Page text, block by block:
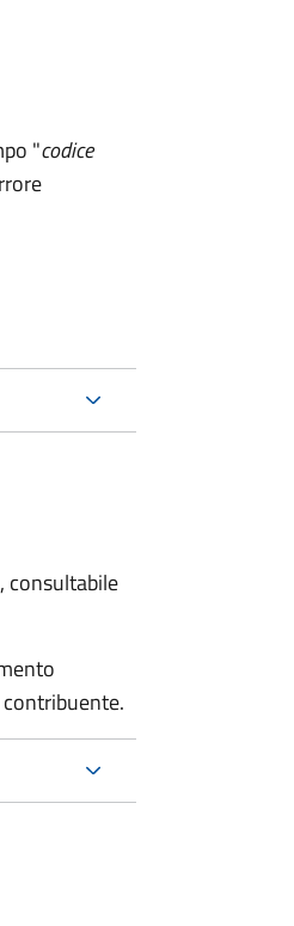
"codice
consultabile